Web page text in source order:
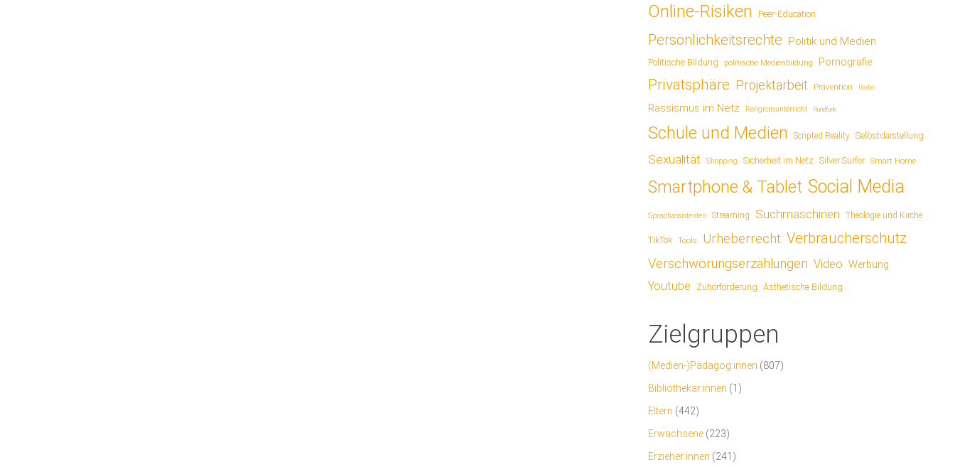
Online-Risiken Peer-Education
Persönlichkeitsrechte Politik und Medien
Politische Bildung politische Medienbildung Pornografie
Privatsphäre Projektarbeit Prävention Radio
Rassismus im Netz Religionsunterricht Rundfunk
Schule und Medien Scripted Reality Selbstdarstellung
Sexualität Shopping Sicherheit im Netz Silver Surfer Smart Home
Smartphone & Tablet Social Media
Sprachassistenten Streaming Suchmaschinen Theologie und Kirche
TikTok Tools Urheberrecht Verbraucherschutz
Verschwörungserzählungen Video Werbung
Youtube Zuhörförderung Ästhetische Bildung
Zielgruppen
(Medien-)Pädagog:innen (807)
Bibliothekar:innen (1)
Eltern (442)
Erwachsene (223)
Erzieher:innen (241)